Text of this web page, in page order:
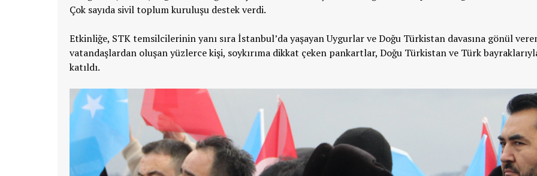
Çok sayıda sivil toplum kuruluşu destek verdi.
Etkinliğe, STK temsilcilerinin yanı sıra İstanbul’da yaşayan Uygurlar ve Doğu Türkistan davasına gönül
vatandaşlardan oluşan yüzlerce kişi, soykırıma dikkat çeken pankartlar, Doğu Türkistan ve Türk
katıldı.